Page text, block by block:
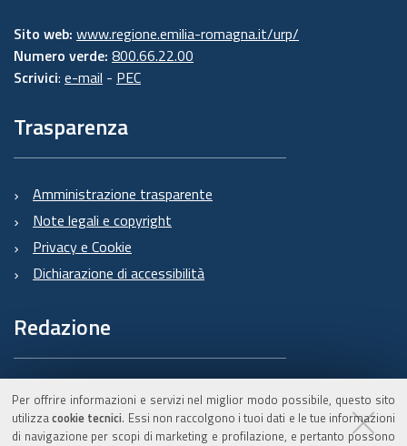
Per offrire informazioni e servizi nel miglior modo possibile, questo sito
utilizzacookie tecnici. Essi non raccolgono i tuoi dati e le tue informazioni
di navigazione per scopi di marketing e profilazione, e pertanto possono
Sito web: www.regione.emilia-romagna.it/urp/
Numero verde: 800.66.22.00
Scrivici: e-mail - PEC
Trasparenza
Amministrazione trasparente
Note legali e copyright
Privacy e Cookie
Dichiarazione di accessibilità
Redazione
Informazioni sul Burert
e contatti